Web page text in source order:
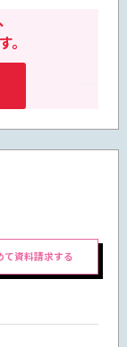
て資料請求する